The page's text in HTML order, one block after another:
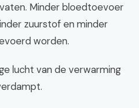
Minder bloedtoevoer
zuurstof en minder
worden.
lucht van de verwarming